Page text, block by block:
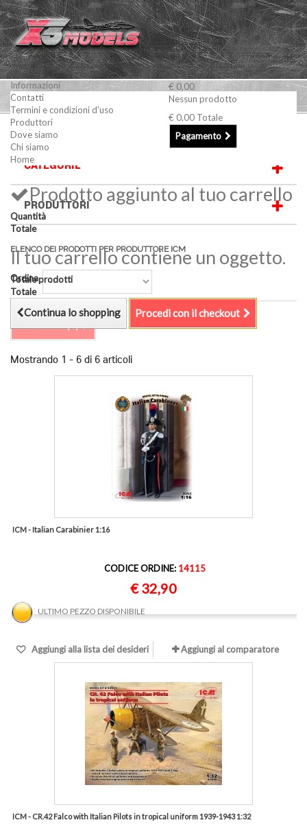
Informazioni
Contatti
Termini e condizioni d'uso
Produttori
Dove siamo
Chi siamo
Home
€ 0,00
Nessun prodotto
€ 0,00 Totale
Pagamento
Prodotto aggiunto al tuo carrello
Quantità
Totale
Il tuo carrello contiene un oggetto.
Totale prodotti
Totale
Continua lo shopping Procedi con il checkout
CATEGORIE
PRODUTTORI
ELENCO DEI PRODOTTI PER PRODUTTORE ICM
Ordina
Mostrando 1 - 6 di 6 articoli
ICM - Italian Carabinier 1:16
CODICE ORDINE: 14115
€ 32,90
ULTIMO PEZZO DISPONIBILE
Aggiungi alla lista dei desideri Aggiungi al comparatore
ICM - CR.42 Falco with Italian Pilots in tropical uniform 1939-1943 1:32